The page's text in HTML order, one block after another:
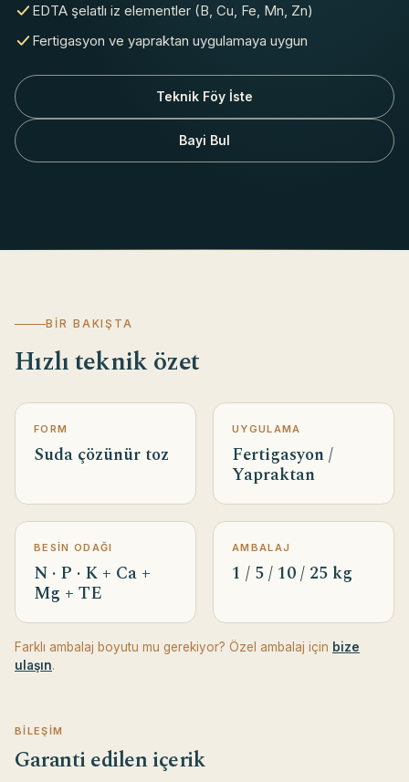
EDTA şelatlı iz elementler (B, Cu, Fe, Mn, Zn)
Fertigasyon ve yapraktan uygulamaya uygun
Teknik Föy İste
Bayi Bul
BIR BAKIŞTA
Hızlı teknik özet
FORM
Suda çözünür toz
UYGULAMA
Fertigasyon /
Yapraktan
BESIN ODAĞI
N · P · K + Ca +
Mg + TE
AMBALAJ
1 / 5 / 10 / 25 kg
Farklı ambalaj boyutu mu gerekiyor? Özel ambalaj için bize
ulaşın.
BILEŞIM
Garanti edilen içerik